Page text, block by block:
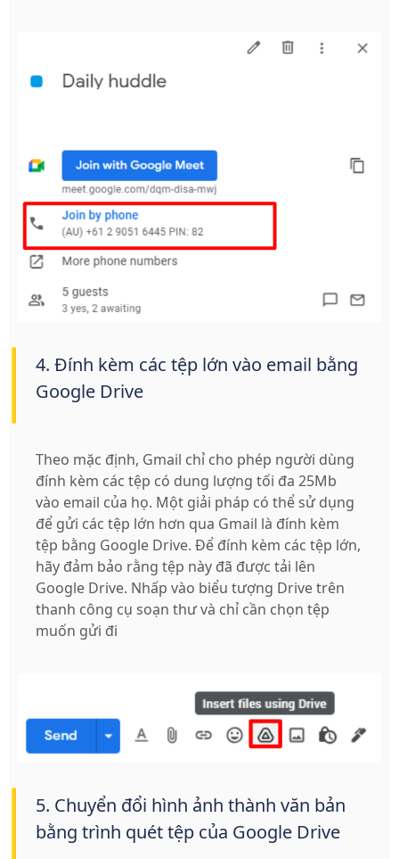
4. Đính kèm các tệp lớn vào email bằng
Google Drive
Theo mặc định, Gmail chỉ cho phép người dùng
đính kèm các tệp có dung lượng tối đa 25Mb
vào email của họ. Một giải pháp có thể sử dụng
để gửi các tệp lớn hơn qua Gmail là đính kèm
tệp bằng Google Drive. Để đính kèm các tệp lớn,
hãy đảm bảo rằng tệp này đã được tải lên
Google Drive. Nhấp vào biểu tượng Drive trên
thanh công cụ soạn thư và chỉ cần chọn tệp
muốn gửi đi
5. Chuyển đổi hình ảnh thành văn bản
bằng trình quét tệp của Google Drive